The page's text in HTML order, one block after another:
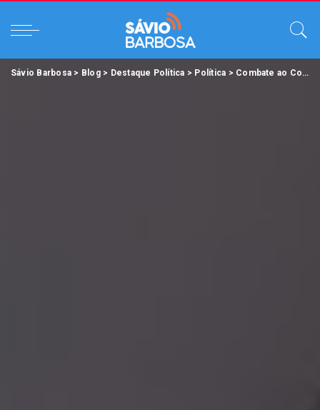
Sávio Barbosa > Blog> Destaque Política > Política > Combate ao Covid-19